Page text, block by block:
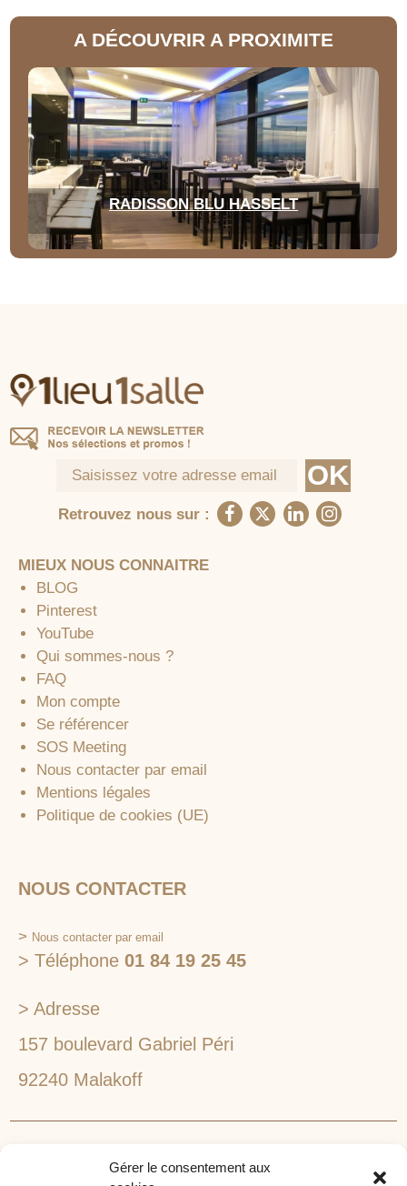
Gérer le consentement aux
A DÉCOUVRIR A PROXIMITE
RADISSON BLU HASSELT
Retrouvez nous sur :
MIEUX NOUS CONNAITRE
BLOG
Pinterest
YouTube
Qui sommes-nous ?
FAQ
Mon compte
Se référencer
SOS Meeting
Nous contacter par email
Mentions légales
Politique de cookies (UE)
NOUS CONTACTER
> Nous contacter par email
> Téléphone 01 84 19 25 45
> Adresse
157 boulevard Gabriel Péri
92240 Malakoff
1lieu1salle est spécialisé dans la recherche de lieux